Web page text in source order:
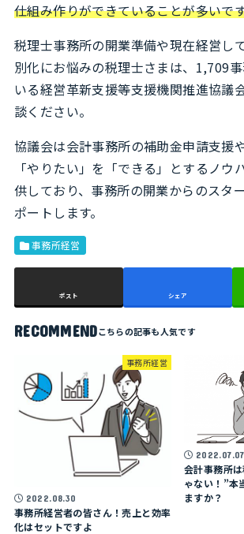
仕組み作りができていることが多いで
税理士事務所の開業準備や現在経営し
別化にお悩みの税理士さまは、1,709
いる経営革新支援等支援機関推進協議
談ください。
協議会は会計事務所の補助金申請支援
「やりたい」を「できる」とするノウ
供しており、事務所の開業からのスタ
ポートします。
事務所経営
ポスト シェア
RECOMMEND
事務所経営
2022.08.30
事務所経営者の皆さん！売上と効率
化はセットですよ
2022.07.07
会計事務所
ゃない！”本
ますか？